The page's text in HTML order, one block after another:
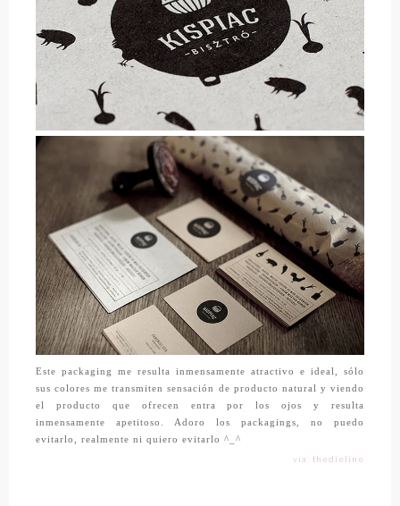
Este packaging me resulta inmensamente atractivo e ideal, sólo
sus colores me transmiten sensación de producto natural y viendo
el producto que ofrecen entra por los ojos y resulta
inmensamente apetitoso. Adoro los packagings, no puedo
evitarlo, realmente ni quiero evitarlo ^_^
vía: thedieline